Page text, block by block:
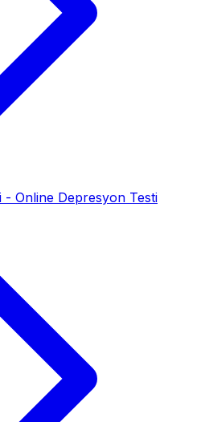
Online Depresyon Testi